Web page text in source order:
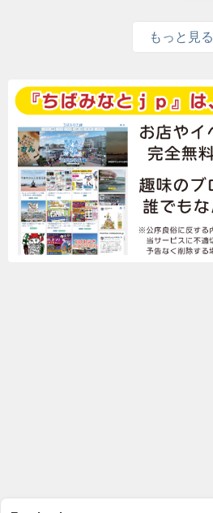
もっと見る